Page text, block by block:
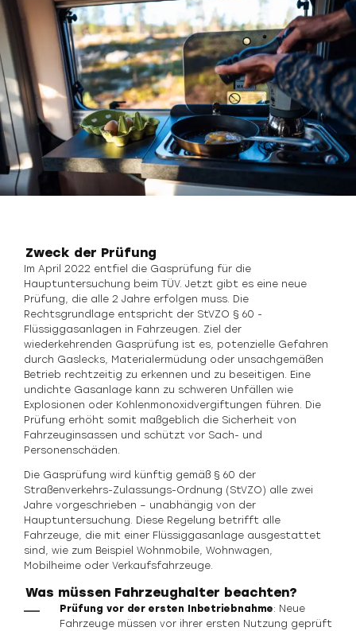
Zweck der Prüfung
Im April 2022 entfiel die Gasprüfung für die
Hauptuntersuchung beim TÜV. Jetzt gibt es eine neue
Prüfung, die alle 2 Jahre erfolgen muss. Die
Rechtsgrundlage entspricht der StVZO § 60 -
Flüssiggasanlagen in Fahrzeugen. Ziel der
wiederkehrenden Gasprüfung ist es, potenzielle Gefahren
durch Gaslecks, Materialermüdung oder unsachgemäßen
Betrieb rechtzeitig zu erkennen und zu beseitigen. Eine
undichte Gasanlage kann zu schweren Unfällen wie
Explosionen oder Kohlenmonoxidvergiftungen führen. Die
Prüfung erhöht somit maßgeblich die Sicherheit von
Fahrzeuginsassen und schützt vor Sach- und
Personenschäden.
Die Gasprüfung wird künftig gemäß § 60 der
Straßenverkehrs-Zulassungs-Ordnung (StVZO) alle zwei
Jahre vorgeschrieben – unabhängig von der
Hauptuntersuchung. Diese Regelung betrifft alle
Fahrzeuge, die mit einer Flüssiggasanlage ausgestattet
sind, wie zum Beispiel Wohnmobile, Wohnwagen,
Mobilheime oder Verkaufsfahrzeuge.
Was müssen Fahrzeughalter beachten?
Prüfung vor der ersten Inbetriebnahme: Neue
Fahrzeuge müssen vor ihrer ersten Nutzung geprüft